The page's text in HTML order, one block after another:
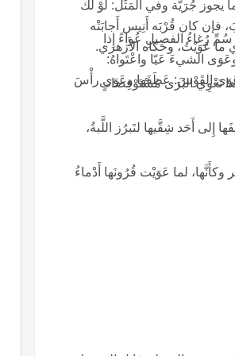
يجوز جُرَيَّة وفي المَثَل: لَوْ لَك
فإن كان قُرْبَه أَنِيس أَجابَتْه
سُمِّ رُغاءُ الفصِيلِ عُواءً إِذا
الشيءَ عَيّا واعْتَواهُ:
وعَوَى القَوْسَ: عَطَفَها وعَوَى رأْسَ
وعَوَتِ الناقَةُ البُرَة عَيّاً إِذا لَوَتْها بخَطْمِها؛ قال رؤبة إِذا مَطَوْنا نِقْضَةً أَو نِقضا تَعْوِي البُرَى مُسْتَوْفِضاتٍ
إِلى أَحَد شِقَّيها لتَبرُز اللَّبةُ،
تَعْوِيَةً لَوَيته؛ قال الشاعر وكأَنَّها، لما عَوَيْت قُرُونَها أَدْماءُ